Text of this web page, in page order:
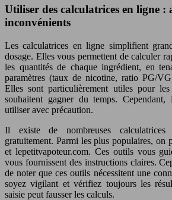
Utiliser des calculatrices en ligne :
inconvénients
Les calculatrices en ligne simplifient
dosage. Elles vous permettent de calculer
les quantités de chaque ingrédient, en
paramètres (taux de nicotine, ratio PG/
Elles sont particulièrement utiles pour
souhaitent gagner du temps.
utiliser avec précaution.
Il existe de nombreuses
gratuitement. Parmi les plus populaires, on
et lepetitvapoteur.com. Ces outils vous
vous fournissent des instructions claires.
de noter que ces outils nécessitent une
soyez vigilant et vérifiez toujours les
saisie peut fausser les calculs.